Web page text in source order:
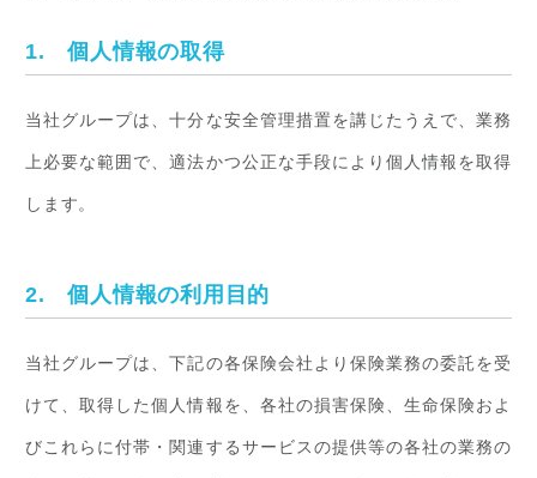
1. 個人情報の取得
当社グループは、十分な安全管理措置を講じたうえで、業務
上必要な範囲で、適法かつ公正な手段により個人情報を取得
します。
2. 個人情報の利用目的
当社グループは、下記の各保険会社より保険業務の委託を受
けて、取得した個人情報を、各社の損害保険、生命保険およ
びこれらに付帯・関連するサービスの提供等の各社の業務の